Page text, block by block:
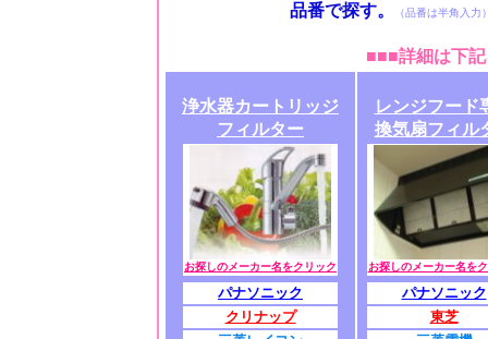
品番で探す。 （品番は半角入力
■■■詳細は下
浄水器カートリッジ
フィルター
お探しのメーカー名をクリック
パナソニック
クリナップ
レンジフード
換気扇フィル
お探しのメーカー名を
パナソニック
東芝